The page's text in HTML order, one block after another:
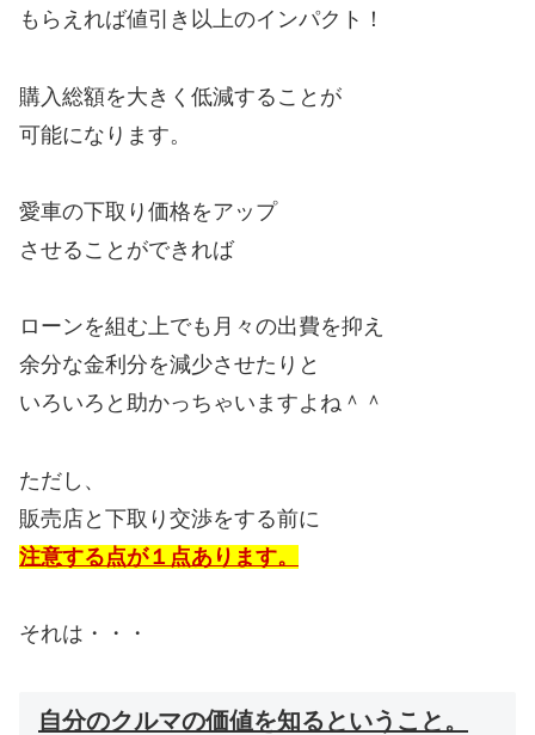
もらえれば値引き以上のインパクト！
購入総額を大きく低減することが
可能になります。
愛車の下取り価格をアップ
させることができれば
ローンを組む上でも月々の出費を抑え
余分な金利分を減少させたりと
いろいろと助かっちゃいますよね＾＾
ただし、
販売店と下取り交渉をする前に
注意する点が１点あります。
それは・・・
自分のクルマの価値を知るということ。